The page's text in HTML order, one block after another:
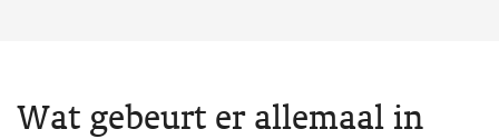
Wat gebeurt er allemaal in